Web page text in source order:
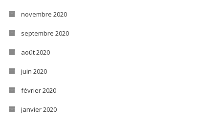
novembre 2020
septembre 2020
août 2020
juin 2020
février 2020
janvier 2020